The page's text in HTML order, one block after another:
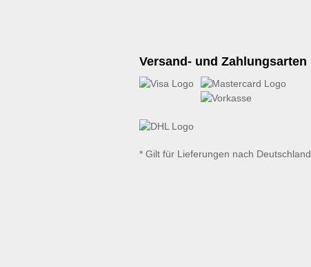
Versand- und Zahlungsarten
* Gilt für Lieferungen nach Deutschland